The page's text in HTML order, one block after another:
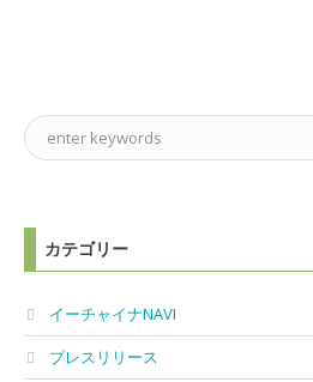
カテゴリー
イーチャイナNAVI
プレスリリース